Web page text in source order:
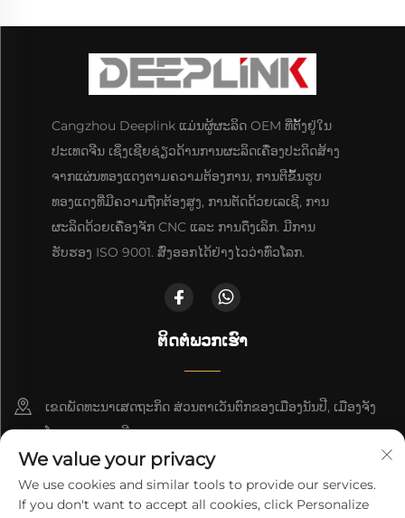
Cangzhou Deeplink ແມ່ນຜູ້ຜະລິດ OEM ທີ່ຕັ້ງຢູ່ໃນ
ປະເທດຈີນ ເຊິ່ງເຊີຍຊ່ຽວດ້ານການຜະລິດເຄື່ອງປະດິດສ້າງ
ຈາກແຜ່ນທອງແດງຕາມຄວາມຕ້ອງການ, ການຕີຂຶ້ນຮູບ
ທອງແດງທີ່ມີຄວາມຖືກຕ້ອງສູງ, ການຕັດດ້ວຍເລເຊີ, ການ
ຜະລິດດ້ວຍເຄື່ອງຈັກ CNC ແລະ ການດຶງເລິກ. ມີການ
ຮັບຮອງ ISO 9001. ສົ່ງອອກໄດ້ຢ່າງໄວວ່າທົ່ວໂລກ.
ຕິດຕໍ່ພວກເຮົາ
ເຂດພັດທະນາເສດຖະກິດ ສ່ວນຕາເວັນຕົກຂອງເມືອງນັນປີ, ເມືອງຈັງ
ໂຈວ, ແຂວງເຫຫີ
+86-18617745678
[email protected]
We value your privacy
We use cookies and similar tools to provide our services.
If you don't want to accept all cookies, click Personalize